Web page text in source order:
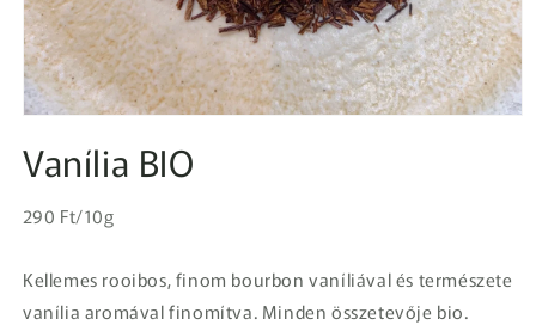
megnyitása
a
párbeszédpanelen
Vanília BIO
Normál
Egységár
290 Ft/10g
Kellemes rooibos, finom bourbon vaníliával és természete
vanília aromával finomítva. Minden összetevője bio.